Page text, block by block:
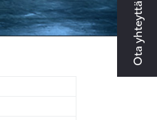
Ota yhteyttä